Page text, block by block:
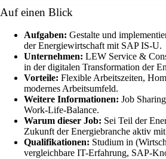
Auf einen Blick
Aufgaben: Gestalte und
der Energiewirtschaft mit SAP IS-U.
Unternehmen: LEW Service &
in der digitalen Transformation der
Vorteile: Flexible Arbeitszeiten,
modernes Arbeitsumfeld.
Weitere Informationen: Job
Work-Life-Balance.
Warum dieser Job: Sei Teil der
Zukunft der Energiebranche aktiv
Qualifikationen: Studium in
vergleichbare IT-Erfahrung, SAP-